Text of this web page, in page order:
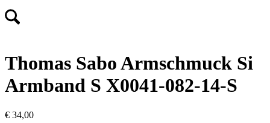
Thomas Sabo Armschmuck Si
Armband S X0041-082-14-S
€ 34,00